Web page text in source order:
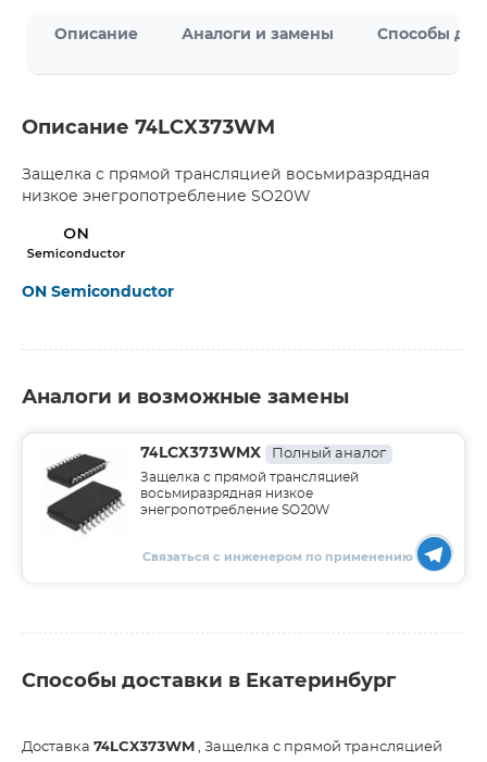
Описание Аналоги и замены Способы
Описание 74LCX373WM
Защелка с прямой трансляцией восьмиразрядная
низкое энегропотребление SO20W
ON Semiconductor
Аналоги и возможные замены
74LCX373WMX Полный аналог
Защелка с прямой трансляцией
восьмиразрядная низкое
энегропотребление SO20W
Связаться с инженером по применению
Способы доставки в Екатеринбург
Доставка 74LCX373WM , Защелка с прямой трансляцией